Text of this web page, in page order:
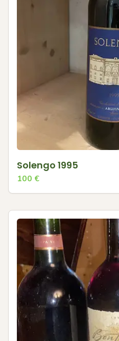
Solengo 1995
100 €